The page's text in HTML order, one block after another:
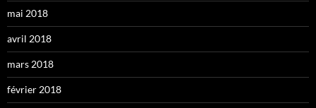
mai 2018
avril 2018
mars 2018
février 2018